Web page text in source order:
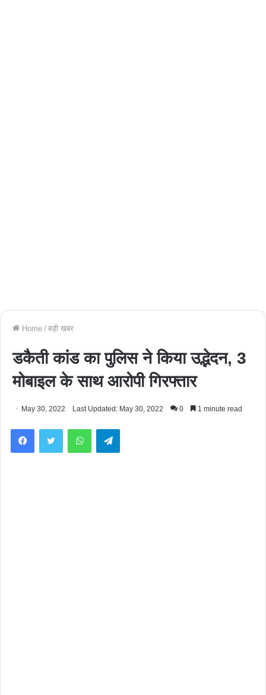
Home / बड़ी खबर
डकैती कांड का पुलिस ने किया उद्भेदन, 3
मोबाइल के साथ आरोपी गिरफ्तार
May 30, 2022 Last Updated: May 30, 2022 0 1 minute read
FacebookTwitter WhatsAppTelegram